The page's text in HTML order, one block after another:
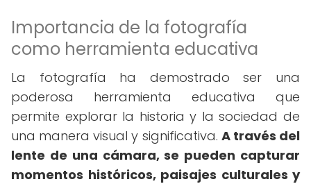
Importancia de la fotografía
como herramienta educativa
La fotografía ha demostrado ser una
poderosa herramienta educativa que
permite explorar la historia y la sociedad de
una manera visual y significativa. A través del
lente de una cámara, se pueden capturar
momentos históricos, paisajes culturales y